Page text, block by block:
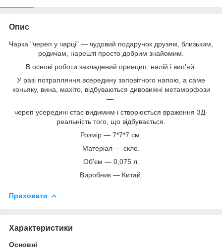
Опис
Чарка "череп у чарці" — чудовий подарунок друзям, близьким,
родичам, нарешті просто добрим знайомим.
В основі роботи закладений принцип: налій і вип'яй.
У разі потрапляння всередину заповітного напою, а саме
коньяку, вина, махіто, відбуваються дивовижні метаморфози
—
череп усередині стає видимим і створюється враження 3Д-
реальність того, що відбувається.
Розмір — 7*7*7 см.
Матеріал — скло.
Об'єм — 0,075 л.
Виробник — Китай.
Приховати
Характеристики
Основні